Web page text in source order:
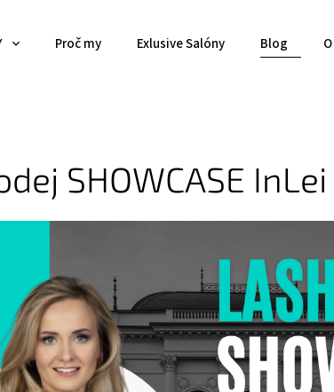
Proč my Exlusive Salóny Blog
SHOWCASE InLei